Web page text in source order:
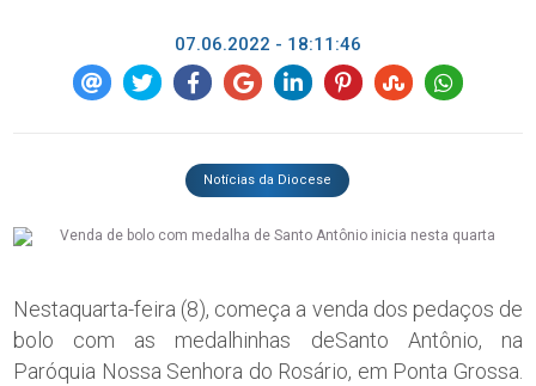
07.06.2022 - 18:11:46
Notícias da Diocese
Nestaquarta-feira (8), começa a venda dos pedaços de
bolo com as medalhinhas deSanto Antônio, na
Paróquia Nossa Senhora do Rosário, em Ponta Grossa.